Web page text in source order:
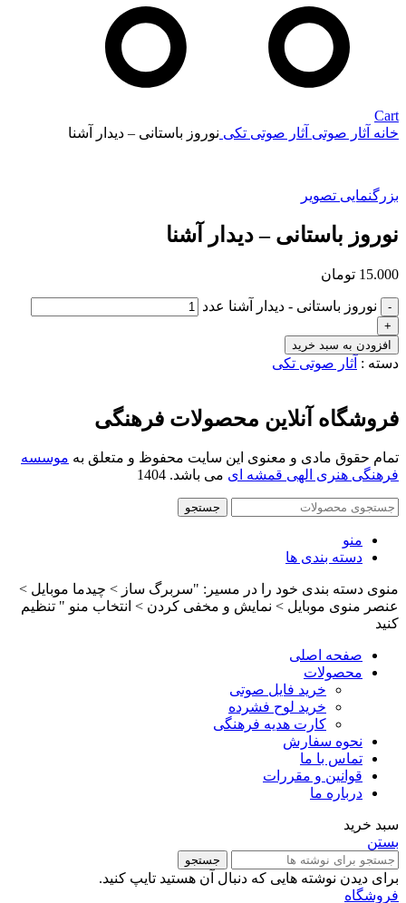
Cart
خانه آثار صوتی آثار صوتی تکی نوروز باستانی – دیدار آشنا
بزرگنمایی تصویر
نوروز باستانی – دیدار آشنا
15.000 تومان
نوروز باستانی - دیدار آشنا عدد
افزودن به سبد خرید
دسته : آثار صوتی تکی
فروشگاه آنلاین محصولات فرهنگی
تمام حقوق مادی و معنوی این سایت محفوظ و متعلق به موسسه
فرهنگی هنری الهی قمشه ای می باشد. 1404
جستجو
منو
دسته بندی ها
منوی دسته بندی خود را در مسیر: "سربرگ ساز > چیدما موبایل >
عنصر منوی موبایل > نمایش و مخفی کردن > انتخاب منو " تنظیم
کنید
صفحه اصلی
محصولات
خرید فایل صوتی
خرید لوح فشرده
کارت هدیه فرهنگی
نحوه سفارش
تماس با ما
قوانین و مقررات
درباره ما
سبد خرید
بستن
جستجو
برای دیدن نوشته هایی که دنبال آن هستید تایپ کنید.
فروشگاه